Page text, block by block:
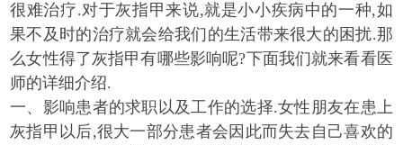
很难治疗.对于灰指甲来说,就是小小疾病中的一种,如
果不及时的治疗就会给我们的生活带来很大的困扰.那
么女性得了灰指甲有哪些影响呢?下面我们就来看看医
师的详细介绍.
一、影响患者的求职以及工作的选择.女性朋友在患上
灰指甲以后,很大一部分患者会因此而失去自己喜欢的